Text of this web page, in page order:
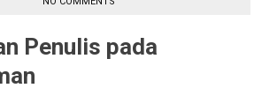
Penulis pada